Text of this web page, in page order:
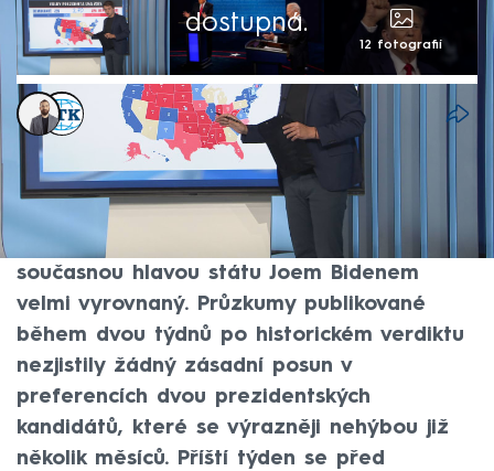
dostupná.
12 fotografií
Alexandr Božilov,ČTK
18. čvn 2024, 14:43
I poté, co se americký exprezident Donald
Trump stal usvědčeným zločincem, zůstává
na papíře jeho souboj o voliče se
současnou hlavou státu Joem Bidenem
velmi vyrovnaný. Průzkumy publikované
během dvou týdnů po historickém verdiktu
nezjistily žádný zásadní posun v
preferencích dvou prezidentských
kandidátů, které se výrazněji nehýbou již
několik měsíců. Příští týden se před